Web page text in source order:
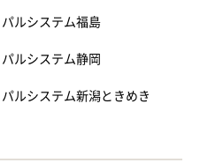
パルシステム福島
パルシステム静岡
パルシステム新潟ときめき